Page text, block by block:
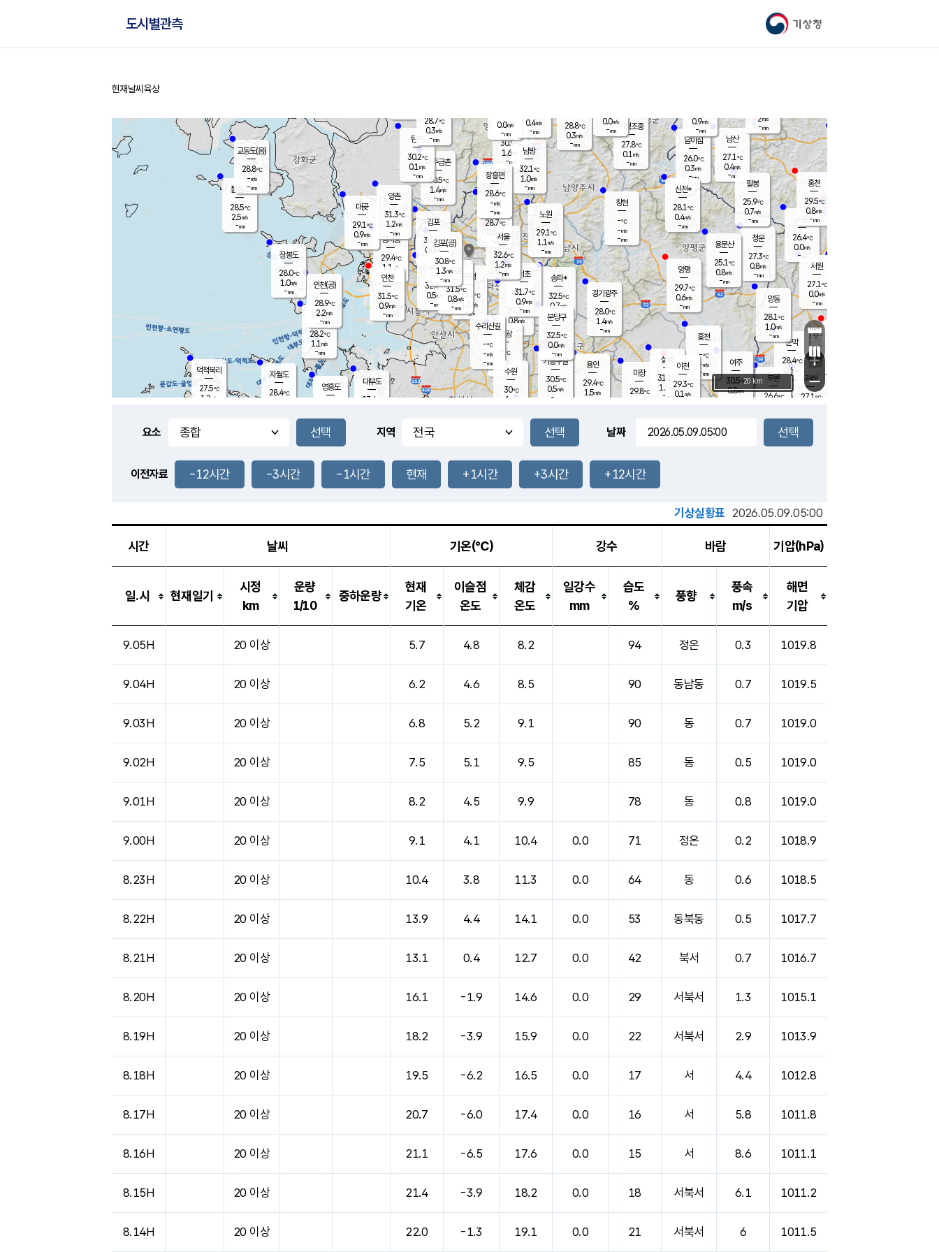
기상청
도시별관측
홈
현재날씨 육상
풍도
1.0m/s
문막
28.4℃
0.6m/s
mm
남이섬
26.0℃
0.3m/s
-mm
무의도
28.2℃
1.1 m/s
-mm
영흥도
볼음도
28.5℃
2.5m/s
-mm
자월도
28.4℃
양주
30.9℃
1.6
-mm
부론
26.6℃
과천
29.3℃
0.8m/s
- mm
남산
27.1℃
0.4m/s
-mm
장봉도
28.0℃
1.0m/s
-mm
-mm
청운
27.3℃
0.8m/s
-mm
팔봉
25.9℃
0.7m/s
-mm
-mm
용인
29.4℃
1.5m/s
여주
30.5℃
0.8m/s
양동
28.1℃
1.0m/s
-mm
경기광주
28.0℃
1.4m/s
-mm
장호원
0.9m/s
-mm
27.9
℃
대부도
27.4
-
경서동
29.4℃
1.1 m/s
-mm
파주금촌
30.5℃
1.4m/s
-mm
가평조종
27.8℃
0.1 m/s
-mm
28.8℃
0.3m/s
-mm
대곶
29.1℃
0.9m/s
-mm
신천*
28.1℃
0.4m/s
-mm
창현
-℃
-m/s
-mm
탄현
30.2℃
0.1 m/s
-mm
0.0m/s
-mm
32.4℃
2.5m/s
-mm
흥천
-℃
-m/s
-mm
마장
29.8℃
의왕
- ℃
m/s
mm
김포
30.6℃
0.0 m/s
mm
설봉
31.1
1.1 m/s
- mm
광명
33.1
℃
1.1 m/s
-mm
부천
32.4℃
0.5m/s
-mm
-mm
양촌
31.3℃
1.2m/s
-mm
구로
31.5℃
0.8m/s
-mm
은평
28.7℃
0.6 m/s
- mm
노원
29.1℃
1.1 m/s
-mm
송파*
32.5℃
0.7m/s
-mm
서초
31.7℃
0.9m/s
-mm
남방
32.1℃
1.0m/s
-mm
기흥구갈
30.5℃
0.5m/s
-
수리산길
-℃
-m/s
-mm
분당구
32.5℃
0.0m/s
-mm
장흥면
28.6℃
-m/s
-mm
0.0m/s
-mm
시동
26.4℃
0.0m/s
- mm
귀래
27.1 ℃
서원
27.1℃
0.0m/s
-mm
용문산
25.1℃
0.8m/s
-mm
덕적북리
27.5℃
1.2 m/s
인천(공)
28.9℃
2.2m/s
-mm
김포(공)
30.8℃
1.3m/s
-mm
교동도(음)
28.8℃
-m/s
-mm
홍천
29.5℃
0.8m/s
-mm
이천
29.3℃
0.1 m/s
양평
29.7℃
0.6m/s
-mm
수원
30℃
1 m/s
인천
31.5℃
0.9m/s
-mm
서울
32.6℃
1.2m/s
-mm
2m/s
-mm
28.7℃
0.3m/s
-mm
0.4m/s
-mm
+
−
20 km
요소 지역 날짜
이전자료 -12시간 -3시간 -1시간 현재 +1시간 +3시간 +12시간
기상실황표 2026.05.09.05:00
시간 날씨 기온(℃) 강수 바람 기압(hPa)
일.시 현재일기
시정
km
운량
1/10
중하운량
현재
기온
이슬점
온도
체감
온도
일강수
mm
습도
%
풍향
풍속
m/s
해면
기압
9.05H 20 이상 5.7 4.8 8.2 94 정온 0.3 1019.8
9.04H 20 이상 6.2 4.6 8.5 90 동남동 0.7 1019.5
9.03H 20 이상 6.8 5.2 9.1 90 동 0.7 1019.0
9.02H 20 이상 7.5 5.1 9.5 85 동 0.5 1019.0
9.01H 20 이상 8.2 4.5 9.9 78 동 0.8 1019.0
9.00H 20 이상 9.1 4.1 10.4 0.0 71 정온 0.2 1018.9
8.23H 20 이상 10.4 3.8 11.3 0.0 64 동 0.6 1018.5
8.22H 20 이상 13.9 4.4 14.1 0.0 53 동북동 0.5 1017.7
8.21H 20 이상 13.1 0.4 12.7 0.0 42 북서 0.7 1016.7
8.20H 20 이상 16.1 -1.9 14.6 0.0 29 서북서 1.3 1015.1
8.19H 20 이상 18.2 -3.9 15.9 0.0 22 서북서 2.9 1013.9
8.18H 20 이상 19.5 -6.2 16.5 0.0 17 서 4.4 1012.8
8.17H 20 이상 20.7 -6.0 17.4 0.0 16 서 5.8 1011.8
8.16H 20 이상 21.1 -6.5 17.6 0.0 15 서 8.6 1011.1
8.15H 20 이상 21.4 -3.9 18.2 0.0 18 서북서 6.1 1011.2
8.14H 20 이상 22.0 -1.3 19.1 0.0 21 서북서 6 1011.5